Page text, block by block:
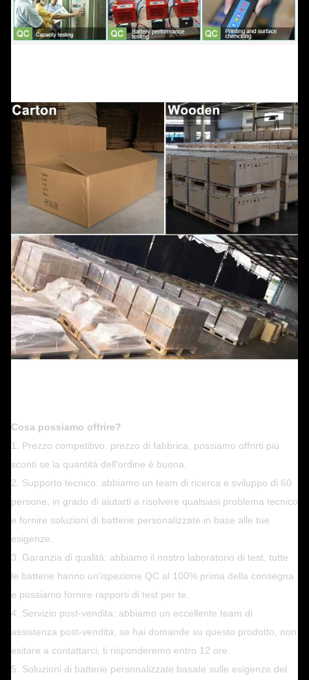
Cosa possiamo offrire?
1. Prezzo competitivo: prezzo di fabbrica, possiamo offrirti più
sconti se la quantità dell'ordine è buona.
2. Supporto tecnico: abbiamo un team di ricerca e sviluppo di 60
persone, in grado di aiutarti a risolvere qualsiasi problema tecnico
e fornire soluzioni di batterie personalizzate in base alle tue
esigenze.
3. Garanzia di qualità: abbiamo il nostro laboratorio di test, tutte
le batterie hanno un'ispezione QC al 100% prima della consegna
e possiamo fornire rapporti di test per te.
4. Servizio post-vendita: abbiamo un eccellente team di
assistenza post-vendita, se hai domande su questo prodotto, non
esitare a contattarci, ti risponderemo entro 12 ore.
5. Soluzioni di batterie personalizzate basate sulle esigenze del